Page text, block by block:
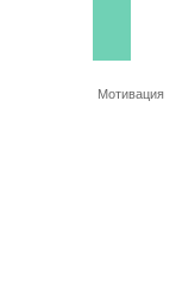
Мотивация